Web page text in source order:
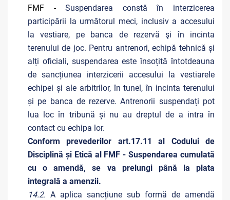
FMF -Suspendarea constă în interzicerea
participării la următorul meci, inclusiv a accesului
la vestiare, pe banca de rezervă şi în incinta
terenului de joc. Pentru antrenori, echipă tehnică și
alți oficiali, suspendarea este însoțită întotdeauna
de sancțiunea interzicerii accesului la vestiarele
echipei și ale arbitrilor, în tunel, în incinta terenului
și pe banca de rezerve. Antrenorii suspendați pot
lua loc în tribună și nu au dreptul de a intra în
contact cu echipa lor.
Conform prevederilor art.17.11 al Codului de
Disciplină și Etică al FMF - Suspendarea cumulată
cu o amendă, se va prelungi până la plata
integrală a amenzii.
14.2. A aplica sancțiune sub formă de amendă